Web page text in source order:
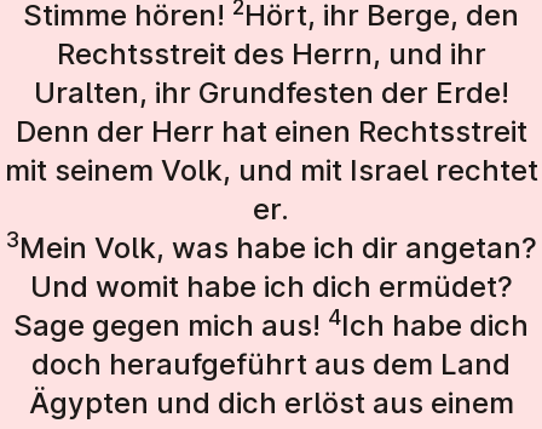
Stimme hören! 2Hört, ihr Berge, den
Rechtsstreit des Herrn, und ihr
Uralten, ihr Grundfesten der Erde!
Denn der Herr hat einen Rechtsstreit
mit seinem Volk, und mit Israel rechtet
er.
3Mein Volk, was habe ich dir angetan?
Und womit habe ich dich ermüdet?
Sage gegen mich aus! 4Ich habe dich
doch heraufgeführt aus dem Land
Ägypten und dich erlöst aus einem